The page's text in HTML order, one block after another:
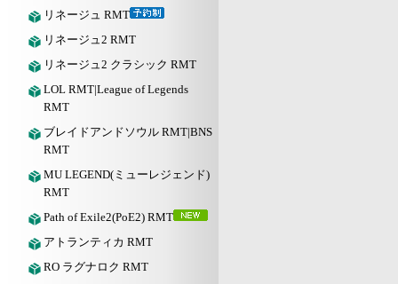
リネージュ RMT
リネージュ2 RMT
リネージュ2 クラシック RMT
LOL RMT|League of Legends
RMT
ブレイドアンドソウル RMT|BNS
RMT
MU LEGEND(ミューレジェンド)
RMT
Path of Exile2(PoE2) RMT
アトランティカ RMT
RO ラグナロク RMT